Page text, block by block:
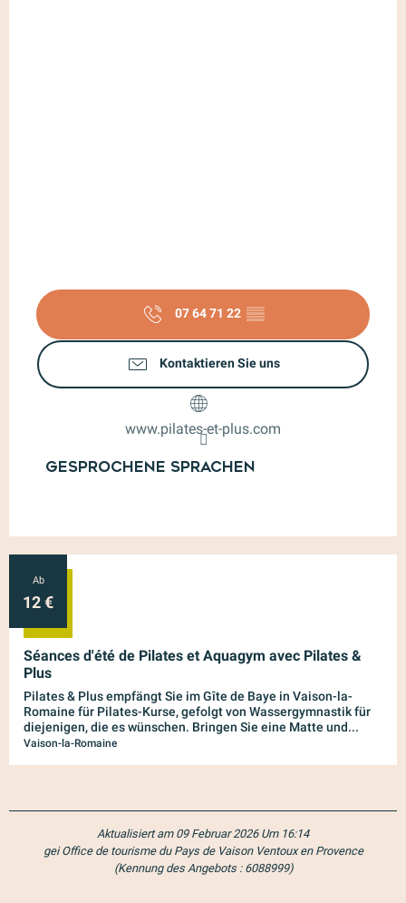
07 64 71 22 ▒▒
Kontaktieren Sie uns
www.pilates-et-plus.com
Gesprochene Sprachen
Gesprochene Sprachen
Ab
12€
7.
Séances d'été de Pilates et Aquagym avec Pilates &
Plus
Pilates & Plus empfängt Sie im Gîte de Baye in Vaison-la-
Romaine für Pilates-Kurse, gefolgt von Wassergymnastik für
diejenigen, die es wünschen. Bringen Sie eine Matte und...
Vaison-la-Romaine
Aktualisiert am 09 Februar 2026 Um 16:14
gei Office de tourisme du Pays de Vaison Ventoux en Provence
(Kennung des Angebots : 6088999)